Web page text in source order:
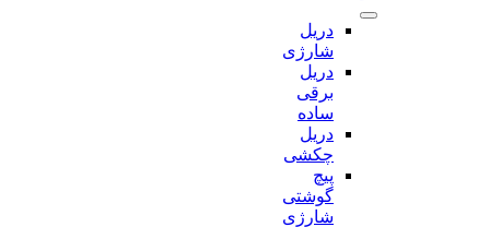
دریل
شارژی
دریل
دریل
چکشی
گوشتی
شارژی